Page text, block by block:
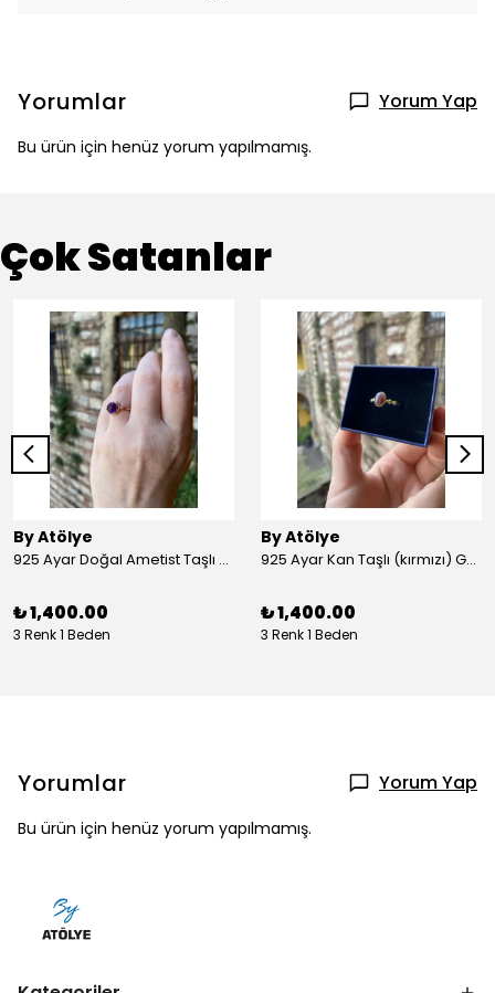
Yorumlar Yorum Yap
Bu ürün için henüz yorum yapılmamış.
Çok Satanlar
By Atölye
925 Ayar Doğal Ametist Taşlı Yuvarlak Gümüş Yüzük
₺ 1,400.00
3 Renk 1 Beden
By Atölye
925 Ayar Kan Taşlı (kırmızı) Gümüş Yüzük
₺ 1,400.00
3 Renk 1 Beden
Yorumlar Yorum Yap
Bu ürün için henüz yorum yapılmamış.